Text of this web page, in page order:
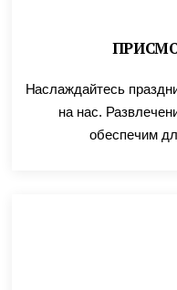
Наслаждайтесь
на нас.
обеспечим